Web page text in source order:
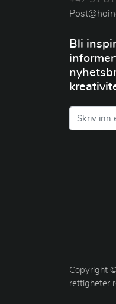
Bli
Copyright
rettigheter